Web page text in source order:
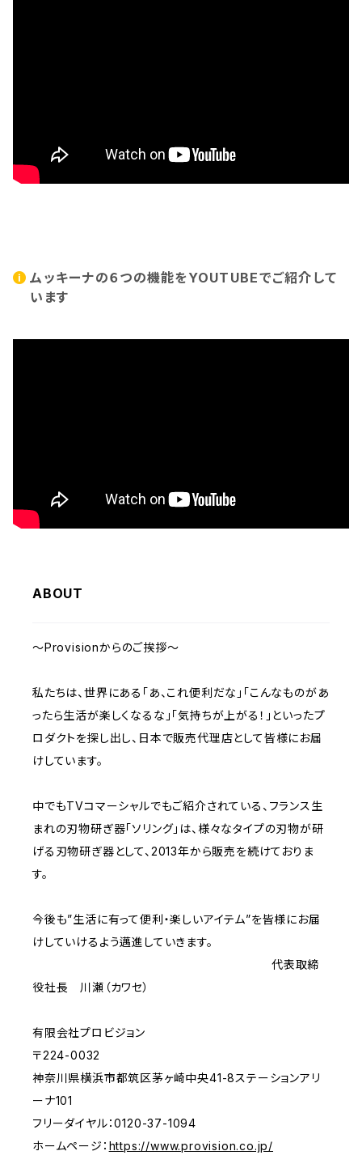
ムッキーナの６つの機能をYOUTUBEでご紹介して
います
ABOUT
～Provisionからのご挨拶～
私たちは、世界にある「あ、これ便利だな」「こんなものがあ
ったら生活が楽しくなるな」「気持ちが上がる！」といったプ
ロダクトを探し出し、日本で販売代理店として皆様にお届
けしています。
中でもTVコマーシャルでもご紹介されている、フランス生
まれの刃物研ぎ器「ソリング」は、様々なタイプの刃物が研
げる刃物研ぎ器として、2013年から販売を続けておりま
す。
今後も”生活に有って便利・楽しいアイテム”を皆様にお届
けしていけるよう邁進していきます。
代表取締
役社長 川瀬（カワセ）
有限会社プロビジョン
〒224-0032
神奈川県横浜市都筑区茅ヶ崎中央41-8ステーションアリ
ーナ101
フリーダイヤル：0120-37-1094
ホームページ： https://www.provision.co.jp/